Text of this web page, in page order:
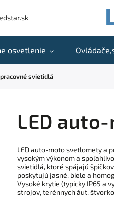
osvetlenie
svietidlá
LED
LED auto-moto svetlomety a
vysokým výkonom a
svietidlá, ktoré spájajú
poskytujú jasné, biele a
Vysoké krytie (typicky IP65 a
strojov, terénnych áut,